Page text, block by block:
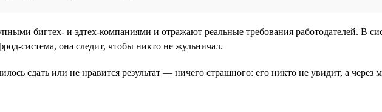
бигтех- и эдтех-компаниями и отражают реальные требования работодателей. В
система, она следит, чтобы никто не жульничал.
сдать или не нравится результат — ничего страшного: его никто не увидит, а через